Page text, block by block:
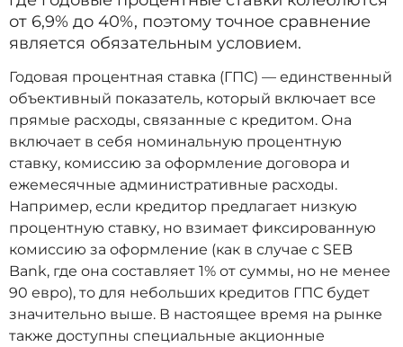
от 6,9% до 40%, поэтому точное сравнение
является обязательным условием.
Годовая процентная ставка (ГПС) — единственный
объективный показатель, который включает все
прямые расходы, связанные с кредитом. Она
включает в себя номинальную процентную
ставку, комиссию за оформление договора и
ежемесячные административные расходы.
Например, если кредитор предлагает низкую
процентную ставку, но взимает фиксированную
комиссию за оформление (как в случае с SEB
Bank, где она составляет 1% от суммы, но не менее
90 евро), то для небольших кредитов ГПС будет
значительно выше. В настоящее время на рынке
также доступны специальные акционные